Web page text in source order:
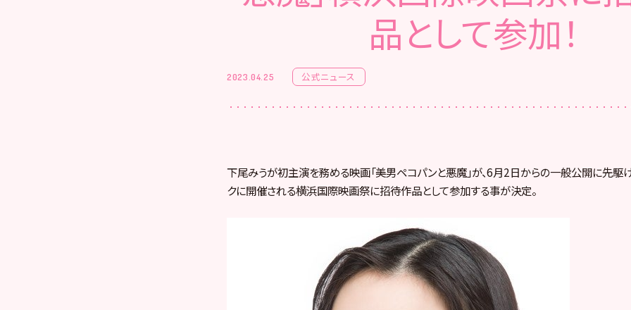
品として参加！
2023.04.25 公式ニュース
下尾みうが初主演を務める映画「美男ペコパンと悪魔」が、6月2日からの一般公開に先駆
クに開催される横浜国際映画祭に招待作品として参加する事が決定。